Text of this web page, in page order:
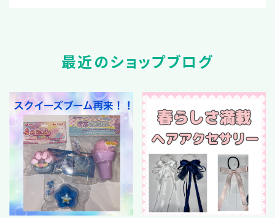
最近のショップブログ